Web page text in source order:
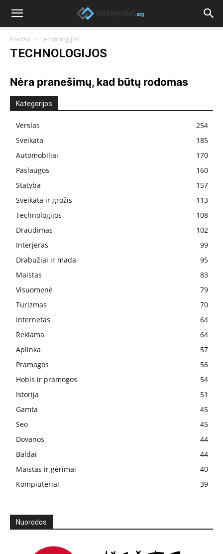
Pradžia Technologijos
TECHNOLOGIJOS
Nėra pranešimų, kad būtų rodomas
Kategorijos
Verslas
254
Sveikata
185
Automobiliai
170
Paslaugos
160
Statyba
157
Sveikata ir grožis
113
Technologijos
108
Draudimas
102
Interjeras
99
Drabužiai ir mada
95
Maistas
83
Visuomenė
79
Turizmas
70
Internetas
64
Reklama
64
Aplinka
57
Pramogos
56
Hobis ir pramogos
54
Istorija
51
Gamta
45
Seo
45
Dovanos
44
Baldai
44
Maistas ir gėrimai
40
Kompiuteriai
39
Nuorodos